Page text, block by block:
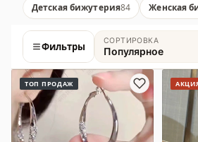
Детская бижутерия84 Женская
Фильтры СОРТИРОВКА
Популярное
Товары
ТОП ПРОДАЖ